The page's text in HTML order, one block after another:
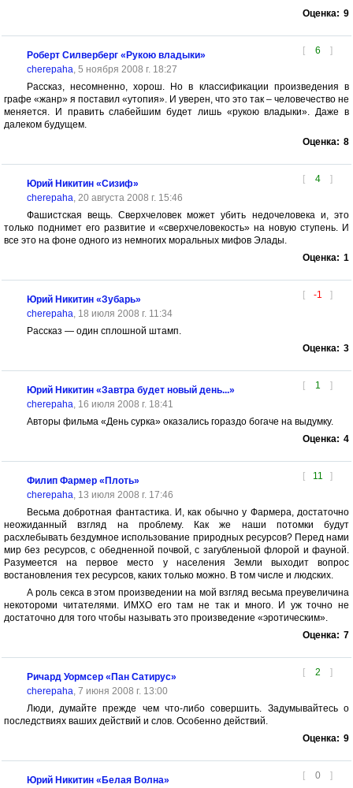
Оценка: 9
[ 6 ]
Роберт Силверберг «Рукою владыки»
cherepaha, 5 ноября 2008 г. 18:27
Рассказ, несомненно, хорош. Но в классификации произведения в
графе «жанр» я поставил «утопия». И уверен, что это так – человечество не
меняется. И править слабейшим будет лишь «рукою владыки». Даже в
далеком будущем.
Оценка: 8
[ 4 ]
Юрий Никитин «Сизиф»
cherepaha, 20 августа 2008 г. 15:46
Фашистская вещь. Сверхчеловек может убить недочеловека и, это
только поднимет его развитие и «сверхчеловекость» на новую ступень. И
все это на фоне одного из немногих моральных мифов Элады.
Оценка: 1
[ -1 ]
Юрий Никитин «Зубарь»
cherepaha, 18 июля 2008 г. 11:34
Рассказ — один сплошной штамп.
Оценка: 3
[ 1 ]
Юрий Никитин «Завтра будет новый день...»
cherepaha, 16 июля 2008 г. 18:41
Авторы фильма «День сурка» оказались гораздо богаче на выдумку.
Оценка: 4
[ 11 ]
Филип Фармер «Плоть»
cherepaha, 13 июля 2008 г. 17:46
Весьма добротная фантастика. И, как обычно у Фармера, достаточно
неожиданный взгляд на проблему. Как же наши потомки будут
расхлебывать бездумное использование природных ресурсов? Перед нами
мир без ресурсов, с обедненной почвой, с загубленыой флорой и фауной.
Разумеется на первое место у населения Земли выходит вопрос
востановления тех ресурсов, каких только можно. В том числе и людских.
А роль секса в этом произведении на мой взгляд весьма преувеличина
некотороми читателями. ИМХО его там не так и много. И уж точно не
достаточно для того чтобы называть это произведение «эротическим».
Оценка: 7
[ 2 ]
Ричард Уормсер «Пан Сатирус»
cherepaha, 7 июня 2008 г. 13:00
Люди, думайте прежде чем что-либо совершить. Задумывайтесь о
последствиях ваших действий и слов. Особенно действий.
Оценка: 9
[ 0 ]
Юрий Никитин «Белая Волна»